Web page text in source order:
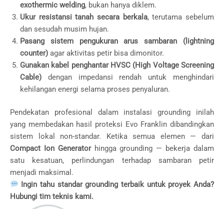
exothermic welding, bukan hanya diklem.
Ukur resistansi tanah secara berkala, terutama sebelum
dan sesudah musim hujan.
Pasang sistem pengukuran arus sambaran (lightning
counter) agar aktivitas petir bisa dimonitor.
Gunakan kabel penghantar HVSC (High Voltage Screening
Cable) dengan impedansi rendah untuk menghindari
kehilangan energi selama proses penyaluran.
Pendekatan profesional dalam instalasi grounding inilah
yang membedakan hasil proteksi Evo Franklin dibandingkan
sistem lokal non-standar. Ketika semua elemen — dari
Compact Ion Generatorhingga grounding — bekerja dalam
satu kesatuan, perlindungan terhadap sambaran petir
menjadi maksimal.
Ingin tahu standar grounding terbaik untuk proyek Anda?
Hubungi tim teknis kami.